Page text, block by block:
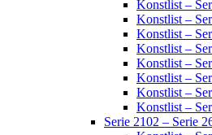
Konstlist –
Konstlist –
Konstlist –
Konstlist –
Konstlist –
Konstlist –
Konstlist –
Konstlist –
Serie 2102 – Serie